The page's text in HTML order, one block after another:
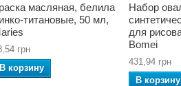
масляная, белила
титановые, 50 мл,
грн
В корзину
Набор
для
Bomei
431,94 грн
В корзину